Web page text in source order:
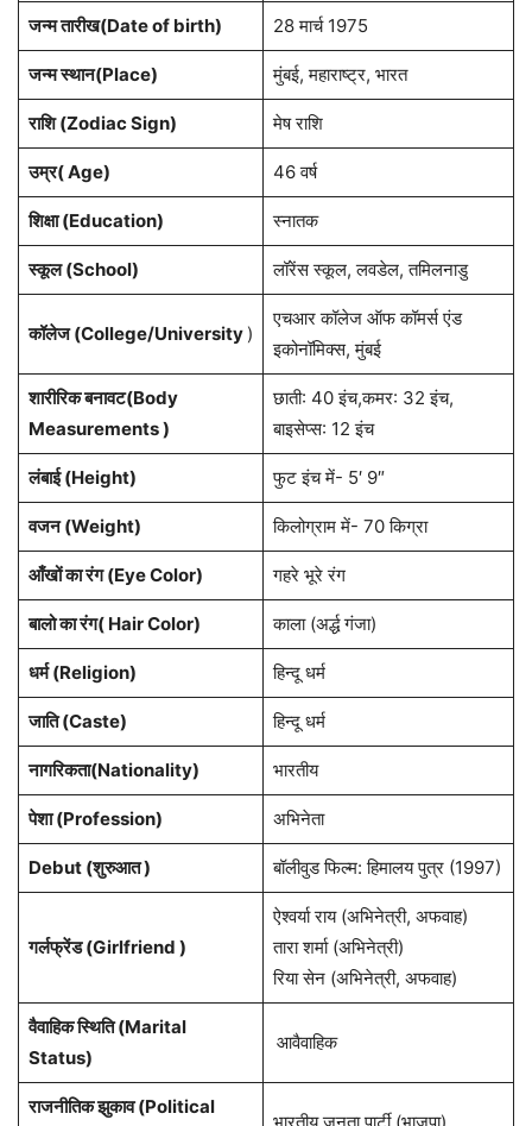
जन्म तारीख(Date of birth) 28 मार्च 1975
जन्म स्थान(Place) मुंबई, महाराष्ट्र, भारत
राशि (Zodiac Sign) मेष राशि
उम्र( Age) 46 वर्ष
शिक्षा (Education) स्नातक
स्कूल (School) लॉरेंस स्कूल, लवडेल, तमिलनाडु
कॉलेज (College/University )
एचआर कॉलेज ऑफ कॉमर्स एंड
इकोनॉमिक्स, मुंबई
शारीरिक बनावट(Body
Measurements )
छाती: 40 इंच,कमर: 32 इंच,
बाइसेप्स: 12 इंच
लंबाई (Height) फुट इंच में- 5′ 9″
वजन (Weight) किलोग्राम में- 70 किग्रा
आँखों का रंग (Eye Color) गहरे भूरे रंग
बालो का रंग( Hair Color) काला (अर्द्ध गंजा)
धर्म (Religion) हिन्दू धर्म
जाति (Caste) हिन्दू धर्म
नागरिकता(Nationality) भारतीय
पेशा (Profession) अभिनेता
Debut (शुरुआत ) बॉलीवुड फिल्म: हिमालय पुत्र (1997)
गर्लफ्रेंड (Girlfriend )
ऐश्वर्या राय (अभिनेत्री, अफवाह)
तारा शर्मा (अभिनेत्री)
रिया सेन (अभिनेत्री, अफवाह)
वैवाहिक स्थिति (Marital
Status)
आवैवाहिक
राजनीतिक झुकाव (Political